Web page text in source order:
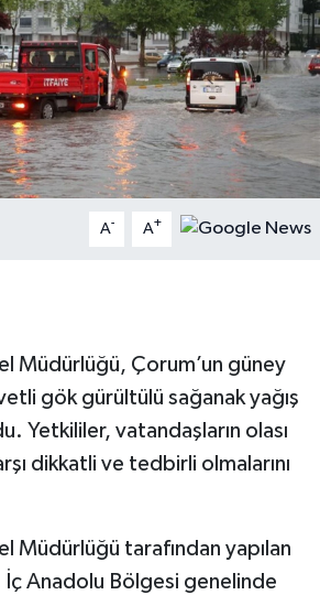
A- A+
Müdürlüğü, Çorum’un güney
gök gürültülü sağanak yağış
Yetkililer, vatandaşların olası
dikkatli ve tedbirli olmalarını
Müdürlüğü tarafından yapılan
İç Anadolu Bölgesi genelinde